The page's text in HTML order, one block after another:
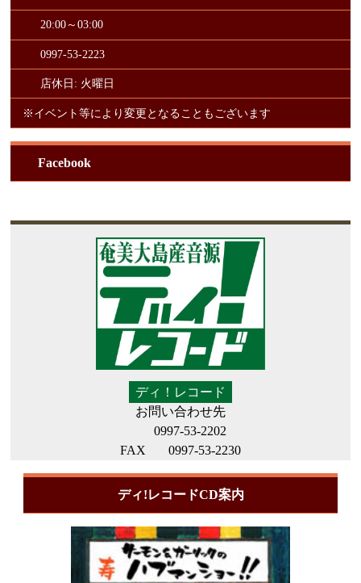
20:00～03:00
0997-53-2223
店休日: 火曜日
※イベント等により変更となることもございます
Facebook
ディ！レコード
お問い合わせ先
0997-53-2202
FAX
0997-53-2230
ディ!レコードCD案内